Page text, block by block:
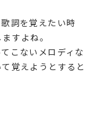
詞を覚えたい時
すよね。
こないメロディな
覚えようとすると